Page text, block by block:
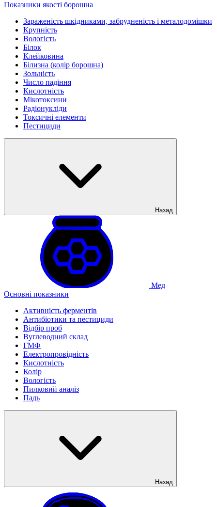
Показники якості борошна
Зараженість шкідниками, забрудненість і металодомішки
Крупність
Вологість
Білок
Клейковина
Білизна (колір борошна)
Зольність
Число падіння
Кислотність
Мікотоксини
Радіонукліди
Токсичні елементи
Пестициди
Назад
Мед
Основні показники
Активність ферментів
Антибіотики та пестициди
Відбір проб
Вуглеводний склад
ГМФ
Електропровідність
Кислотність
Колір
Вологість
Пилковий аналіз
Падь
Назад